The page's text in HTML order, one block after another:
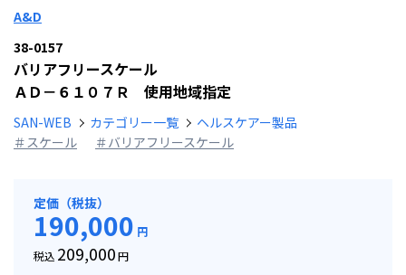
A&D
38-0157
バリアフリースケール
ＡＤ－６１０７Ｒ 使用地域指定
SAN-WEB カテゴリー一覧
ヘルスケアー製品
＃スケール
＃バリアフリースケール
定価（税抜）
190,000 円
税込 209,000円